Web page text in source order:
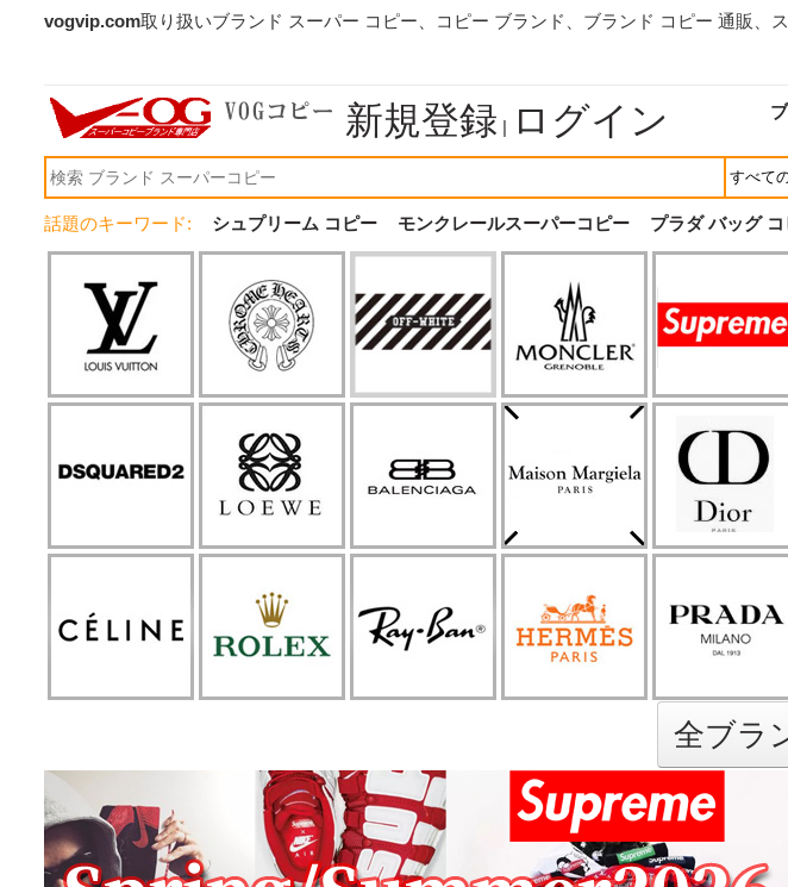
vogvip.com取り扱いブランド スーパー コピー、コピー ブランド、 ブランド コピー 通販
、
新規登録 | ログイン
話題のキーワード: シュプリーム コピー モンクレールスーパーコピー プラダ バッグ
全ブラ